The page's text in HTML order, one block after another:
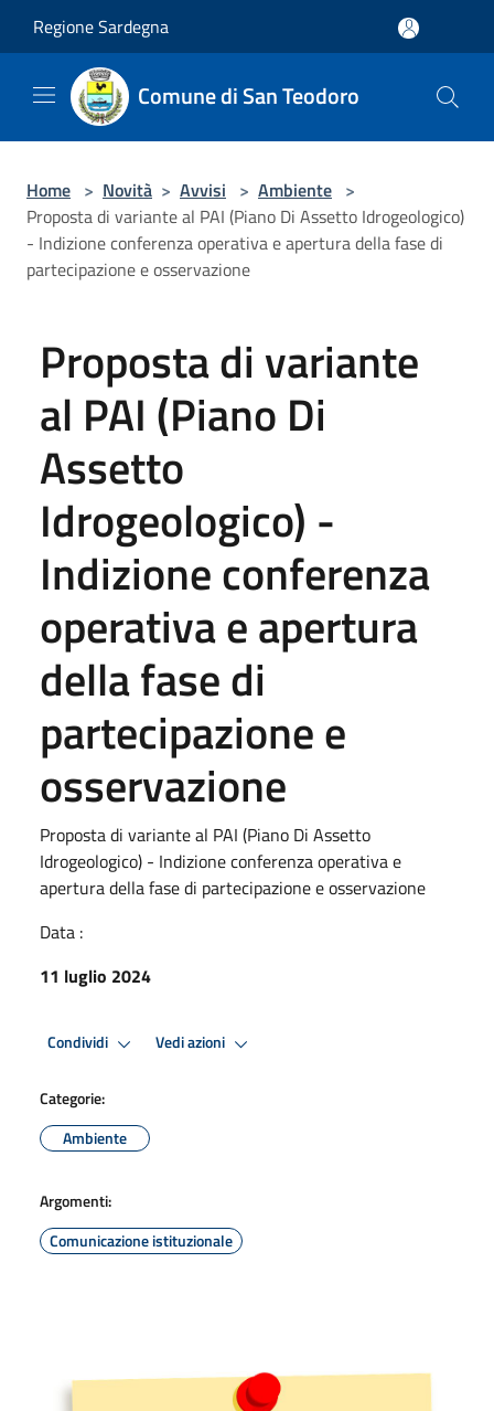
Regione Sardegna
Comune di San Teodoro
Home > Novità > Avvisi > Ambiente >
Proposta di variante al PAI (Piano Di Assetto Idrogeologico)
- Indizione conferenza operativa e apertura della fase di
partecipazione e osservazione
Proposta di variante
al PAI (Piano Di
Assetto
Idrogeologico) -
Indizione conferenza
operativa e apertura
della fase di
partecipazione e
osservazione
Proposta di variante al PAI (Piano Di Assetto
Idrogeologico) - Indizione conferenza operativa e
apertura della fase di partecipazione e osservazione
Data :
11 luglio 2024
Condividi Vedi azioni
Categorie:
Ambiente
Argomenti:
Comunicazione istituzionale